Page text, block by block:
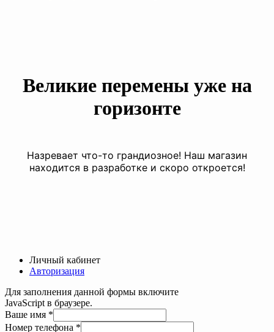
Великие перемены уже на
горизонте
Назревает что-то грандиозное! Наш магазин
находится в разработке и скоро откроется!
Личный кабинет
Авторизация
Для заполнения данной формы включите
JavaScript в браузере.
Ваше
телефона
Ваше имя *
Номер телефона *